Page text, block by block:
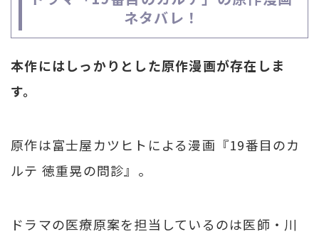
ネタバレ！
本作にはしっかりとした原作漫画が存在しま
す。
原作は富士屋カツヒトによる漫画『19番目のカ
ルテ 徳重晃の問診』。
ドラマの医療原案を担当しているのは医師・川